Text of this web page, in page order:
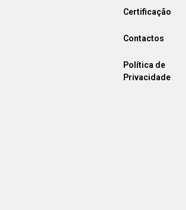
Certificação
Contactos
Política de
Privacidade